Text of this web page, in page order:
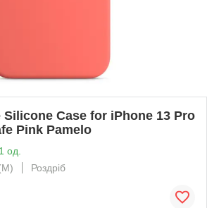
Silicone Case for iPhone 13 Pro
Pink Pamelo
од.
Роздріб